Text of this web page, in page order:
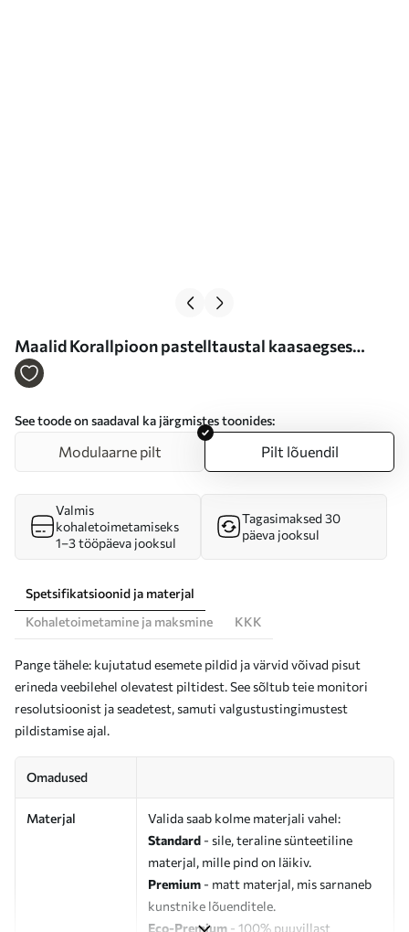
Maalid Korallpioon pastelltaustal kaasaegses
kunstilises illustratsioonistiilis Nr s46949
See toode on saadaval ka järgmistes toonides:
Modulaarne pilt Pilt lõuendil
Valmis
kohaletoimetamiseks
1–3 tööpäeva jooksul
Tagasimaksed 30
päeva jooksul
Spetsifikatsioonid ja materjal
Kohaletoimetamine ja maksmine
KKK
Pange tähele: kujutatud esemete pildid ja värvid võivad pisut
erineda veebilehel olevatest piltidest. See sõltub teie monitori
resolutsioonist ja seadetest, samuti valgustustingimustest
pildistamise ajal.
Omadused
Materjal
Valida saab kolme materjali vahel:
Standard - sile, teraline sünteetiline
materjal, mille pind on läikiv.
Premium - matt materjal, mis sarnaneb
kunstnike lõuenditele.
Eco-Premium - 100% puuvillast